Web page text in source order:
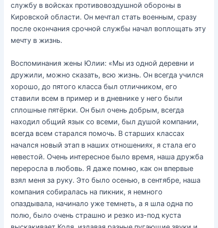
службу в войсках противовоздушной обороны в
Кировской области. Он мечтал стать военным, сразу
после окончания срочной службы начал воплощать эту
мечту в жизнь.
Воспоминания жены Юлии: «Мы из одной деревни и
дружили, можно сказать, всю жизнь. Он всегда учился
хорошо, до пятого класса был отличником, его
ставили всем в пример и в дневнике у него были
сплошные пятёрки. Он был очень добрым, всегда
находил общий язык со всеми, был душой компании,
всегда всем старался помочь. В старших классах
начался новый этап в наших отношениях, я стала его
невестой. Очень интересное было время, наша дружба
переросла в любовь. Я даже помню, как он впервые
взял меня за руку. Это было осенью, в сентябре, наша
компания собиралась на пикник, я немного
опаздывала, начинало уже темнеть, а я шла одна по
полю, было очень страшно и резко из-под куста